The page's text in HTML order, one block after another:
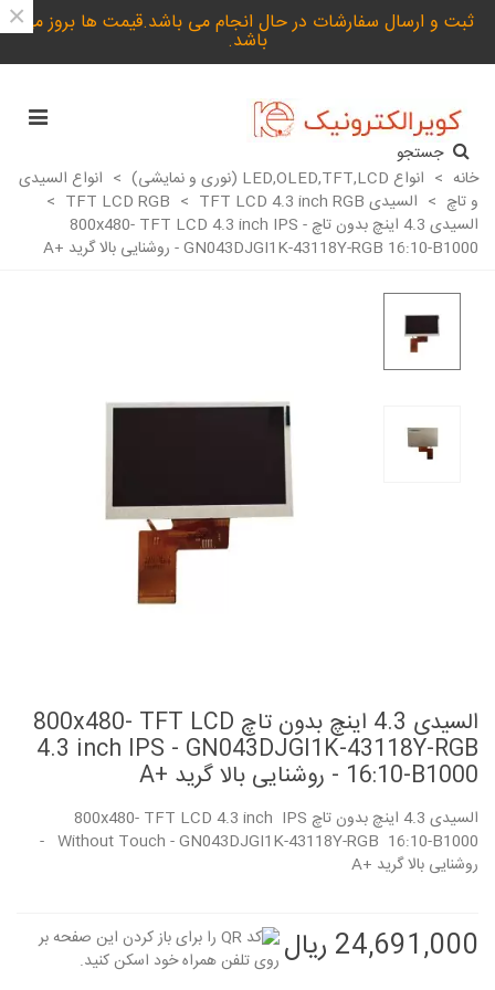
ثبت و ارسال سفارشات در حال انجام می باشد.قیمت ها بروز می
باشد.
×
جستجو
خانه > انواع LED,OLED,TFT,LCD (نوری و نمایشی) > انواع السیدی
و تاچ > السیدی TFT LCD RGB > TFT LCD 4.3 inch RGB
>
السیدی 4.3 اینچ بدون تاچ 800x480- TFT LCD 4.3 inch IPS -
GN043DJGI1K-43118Y-RGB 16:10-B1000 - روشنایی بالا گرید +A
السیدی 4.3 اینچ بدون تاچ 800x480- TFT LCD
4.3 inch IPS - GN043DJGI1K-43118Y-RGB
16:10-B1000 - روشنایی بالا گرید +A
السیدی 4.3 اینچ بدون تاچ 800x480- TFT LCD 4.3 inch IPS
Without Touch - GN043DJGI1K-43118Y-RGB 16:10-B1000 -
روشنایی بالا گرید +A
24,691,000 ریال